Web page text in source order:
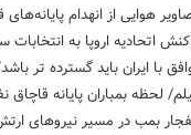
هوایی از انهدام
اتحادیه اروپا به انتخابات
با ایران باید گسترده تر
لحظه بمباران پایانه
بمب در مسیر نیروهای